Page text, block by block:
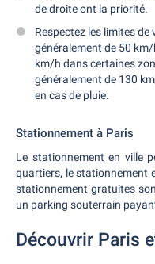
de droite ont la priorité.
Respectez les limites de
généralement de 50
km/h dans certaines
généralement de 130
en cas de pluie.
Stationnement à Paris
Le stationnement en ville
quartiers, le stationnement
stationnement gratuites
un parking souterrain
Découvrir Paris